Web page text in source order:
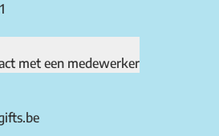
met een medewerker